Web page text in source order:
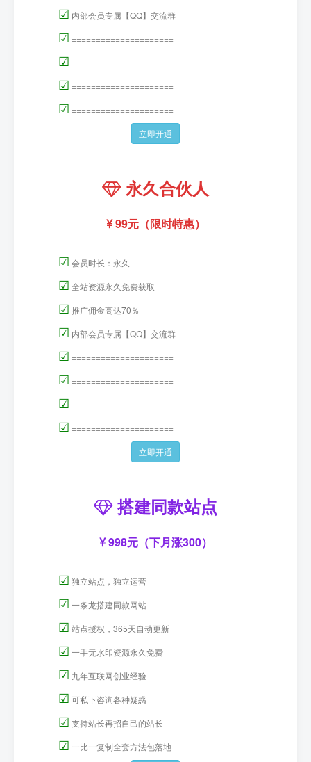
☑ 内部会员专属【QQ】交流群
☑ =====================
☑ =====================
☑ =====================
☑ =====================
立即开通
永久合伙人
99元（限时特惠）
☑ 会员时长：永久
☑ 全站资源永久免费获取
☑ 推广佣金高达70％
☑ 内部会员专属【QQ】交流群
☑ =====================
☑ =====================
☑ =====================
☑ =====================
立即开通
搭建同款站点
998元（下月涨300）
☑ 独立站点，独立运营
☑ 一条龙搭建同款网站
☑ 站点授权，365天自动更新
☑ 一手无水印资源永久免费
☑ 九年互联网创业经验
☑ 可私下咨询各种疑惑
☑ 支持站长再招自己的站长
☑ 一比一复制全套方法包落地